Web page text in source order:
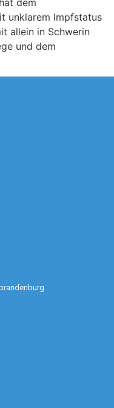
dem
unklarem Impfstatus
allein in Schwerin
und dem